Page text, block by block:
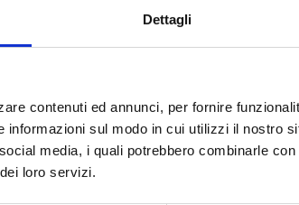
Dettagli
contenuti ed annunci, per fornire
informazioni sul modo in cui utilizzi il nostro
media, i quali potrebbero combinarle
loro servizi.
street